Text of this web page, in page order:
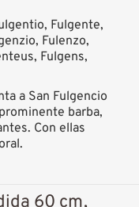
Fulgente,
Fulenzo,
Fulgens,
a San Fulgencio
barba,
Con ellas
60 cm,